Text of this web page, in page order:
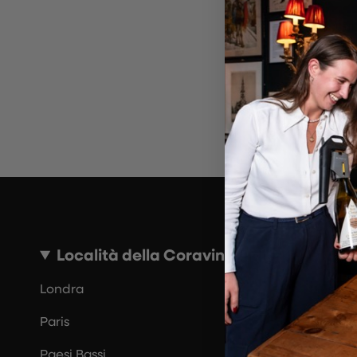
~10 MINUTI
Località della Coravin Guide
Londra
Paris
Paesi Bassi